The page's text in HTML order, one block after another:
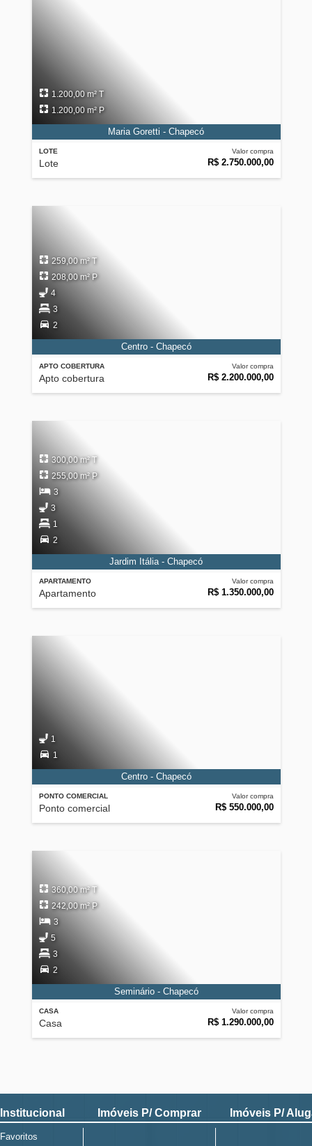
LOTE
Lote
Valor compra
R$ 2.750.000,00
1.200,00 m² T
1.200,00 m² P
Maria Goretti - Chapecó
APTO COBERTURA
Apto cobertura
Valor compra
R$ 2.200.000,00
259,00 m² T
208,00 m² P
4
3
2
Centro - Chapecó
APARTAMENTO
Apartamento
Valor compra
R$ 1.350.000,00
300,00 m² T
255,00 m² P
3
3
1
2
Jardim Itália - Chapecó
PONTO COMERCIAL
Ponto comercial
Valor compra
R$ 550.000,00
1
1
Centro - Chapecó
CASA
Casa
Valor compra
R$ 1.290.000,00
360,00 m² T
242,00 m² P
3
5
3
2
Seminário - Chapecó
Institucional
Favoritos
Imóveis P/ Comprar Imóveis P/